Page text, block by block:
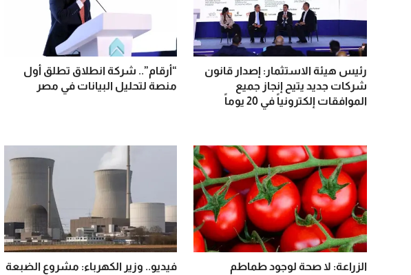
رئيس هيئة الاستثمار: إصدار قانون
شركات جديد يتيح إنجاز جميع
الموافقات إلكترونياً في 20 يوماً
“أرقام”.. شركة انطلاق تطلق أول
منصة لتحليل البيانات في مصر
الزراعة: لا صحة لوجود طماطم
فيديو.. وزير الكهرباء: مشروع الضبعة